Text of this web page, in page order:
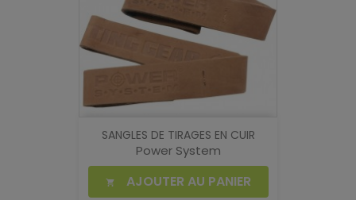
SANGLES DE TIRAGES EN CUIR
Power System
 AJOUTER AU PANIER